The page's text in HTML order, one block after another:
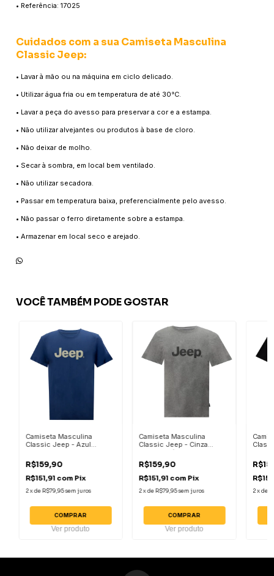
• Referência: 17025
Cuidados com a sua Camiseta Masculina
Classic Jeep:
• Lavar à mão ou na máquina em ciclo delicado.
• Utilizar água fria ou em temperatura de até 30°C.
• Lavar a peça do avesso para preservar a cor e a estampa.
• Não utilizar alvejantes ou produtos à base de cloro.
• Não deixar de molho.
• Secar à sombra, em local bem ventilado.
• Não utilizar secadora.
• Passar em temperatura baixa, preferencialmente pelo avesso.
• Não passar o ferro diretamente sobre a estampa.
• Armazenar em local seco e arejado.
VOCÊ TAMBÉM PODE GOSTAR
Camiseta Masculina
Classic Jeep - Azul
R$159,90
R$151,91 com Pix
2xdeR$79,95sem juros
COMPRAR
Ver produto
Camiseta Masculina
Classic Jeep - Cinza
Mescla Médio
R$159,90
R$151,91 com Pix
2xdeR$79,95sem juros
COMPRAR
Ver produto
2xde